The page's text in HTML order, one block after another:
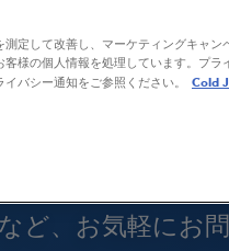
私たちは、ドライアイス
私たち
ェーン管理
クーリング
浄のためのドラ
ど、お気軽にお
定して改善し、マーケティングキャ
様の個人情報を処理しています。プ
バシー通知をご参照ください。
Cold